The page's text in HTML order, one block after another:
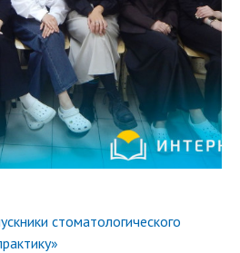
стоматологического